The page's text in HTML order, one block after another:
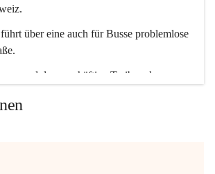
über eine auch für Busse problemlose
und das geschäftige Treiben der